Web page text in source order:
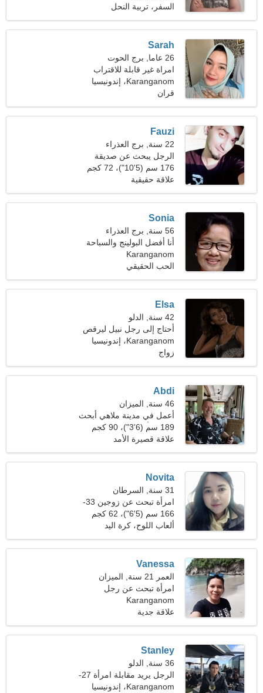
السفر، تربية النحل
Sarah
26 عاما, برج الحوت
امراة غير قابلة للاقتراب
تبحث عن علاقة حقيقية
Karanganom، إندونيسيا
قران
Fauzi
22 سنة, برج العذراء
الرجل يبحث عن صديقة
176 سم (5'10")، 72 كجم
(158 رطلا)
علاقة حقيقية
Sonia
56 سنة, برج العذراء
أنا أفضل البولينج والسباحة
Karanganom
الحب الحقيقي
Elsa
42 سنة, الدلو
أحتاج إلى رجل نبيل ليرقص
Karanganom، إندونيسيا
زواج
Abdi
46 سنة, الميزان
أعمل في مدينة ملاهي أبحث
عن امرأة حالمة
189 سم (6'3")، 90 كجم
(198 رطلا)
علاقة قصيرة الأمد
Novita
31 سنة, السرطان
امرأة تبحث عن زوجين 33-
40
166 سم (5'6")، 62 كجم
(136 رطلا)
ألعاب اللوح، كرة اليد
Vanessa
العمر 21 سنة, الميزان
امرأة تبحث عن رجل
Karanganom
علاقة جدية
Stanley
36 سنة, الدلو
الرجل يريد مقابلة امرأة 27-
33
Karanganom، إندونيسيا